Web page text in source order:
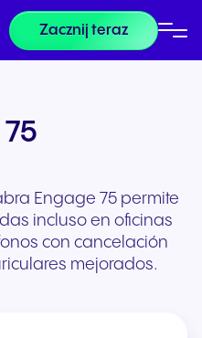
Zacznij teraz
Engage 75 permite
incluso en oficinas
con cancelación
mejorados.